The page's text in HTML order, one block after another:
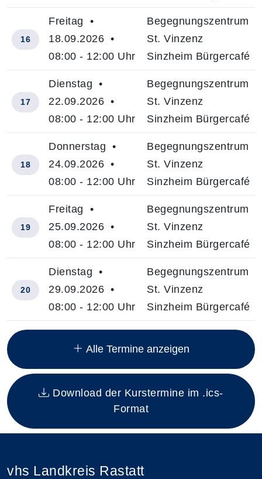
Insgesamt gibt es 20 Termine zum diesen Kurs
16
Freitag •
18.09.2026 •
08:00 - 12:00 Uhr
Begegnungszentrum
St. Vinzenz
Sinzheim Bürgercafé
17
Dienstag •
22.09.2026 •
08:00 - 12:00 Uhr
Begegnungszentrum
St. Vinzenz
Sinzheim Bürgercafé
18
Donnerstag •
24.09.2026 •
08:00 - 12:00 Uhr
Begegnungszentrum
St. Vinzenz
Sinzheim Bürgercafé
19
Freitag •
25.09.2026 •
08:00 - 12:00 Uhr
Begegnungszentrum
St. Vinzenz
Sinzheim Bürgercafé
20
Dienstag •
29.09.2026 •
08:00 - 12:00 Uhr
Begegnungszentrum
St. Vinzenz
Sinzheim Bürgercafé
Alle Termine anzeigen
Download der Kurstermine im .ics-
Format
vhs Landkreis Rastatt